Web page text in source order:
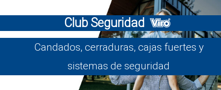
Club Seguridad
Candados, cerraduras, cajas fuertes y
sistemas de seguridad